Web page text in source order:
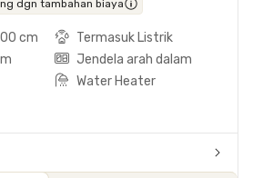
dgn tambahan biaya
cm
Termasuk Listrik
Jendela arah dalam
Water Heater